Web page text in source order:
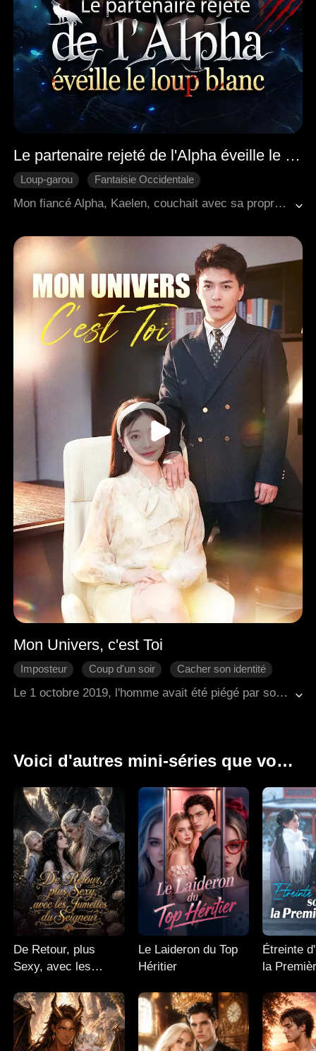
Le partenaire rejeté de l'Alpha éveille le loup blanc
Loup-garou
Fantaisie Occidentale
Scénario-Trahison
Mon fiancé Alpha, Kaelen, couchait avec sa propre sœur—une Oméga méprisable qui se donnait à n'importe qui. Il m'a brisé la jambe tout en utilisant la fortune de *ma* famille pour acheter à sa précieuse sœur un collier en diamant valant une fortune—tout cela dans le but de m'humilier, de me reléguer au « second rang ». Mais je refusais de céder. J'ai accepté ma louve intérieure, Aria, et je me suis liée à son plus grand rival—avant de détruire tout ce qu'ils chérissaient en une nuit décisive. Aujourd'hui, Kaelen est à genoux, implorant mon pardon, prêt à mourir de remords… tandis que je m'éloigne, renaissant, plus forte que jamais.
Mon Univers, c'est Toi
Imposteur Coup d'un soir
Cacher son identité
L'amour après le mariage
Romance moderne
Le 1 octobre 2019, l'homme avait été piégé par son demi-frère et un camarade de la femme. En conséquence, il a fini par avoir une aventure d'un soir avec une stagiaire en troisième année d'université qui venait de rejoindre sa société. Bien qu'ils soient des étrangers, cet incident a entrelacé leurs destins. Naïve et inconsciente, la femme est tombée enceinte sans s'en rendre compte. Elle a découvert sa condition trois mois plus tard, mais n'a pas pu se résoudre à interrompre sa grossesse. Gardant cela secret de sa famille, elle a quitté son emploi pour vivre de manière indépendante. Avec l'aide de sa sœur, elle a donné naissance à l'enfant. La mère de l'homme ne pouvait pas supporter l'idée de perdre l'enfant de la famille, mais méprisait les origines de la femme. Pensant à tort que la femme avait secrètement donné naissance dans le but de se marier dans la richesse, elle a proposé une somme conséquente — cinq millions de dollars — pour prendre l'enfant. Poussée par la cupidité, la sœur de la femme a vendu l'enfant et l'a trompée, prétendant que le bébé était mort. Après avoir perdu son enfant, la femme a abandonné l'idée du mariage. Ayant quitté l'université pendant sa troisième année pour avoir le bébé, elle manquait d'un diplôme et avait du mal à trouver un bon emploi après avoir perdu son travail dans l'entreprise de l'homme.
Voici d'autres mini-séries que vous apprécierez.
De Retour, plus
Sexy, avec les
Seigneur
Le Laideron du Top
Héritier
Étreinte
la